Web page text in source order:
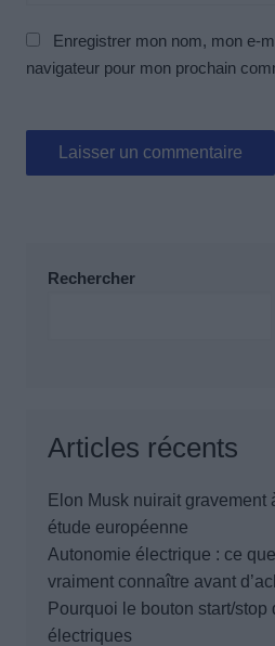
Enregistrer mon nom, mon e-
navigateur pour mon prochain
Rechercher
Articles récents
Elon Musk nuirait gravement
étude européenne
Autonomie électrique : ce
vraiment connaître avant
Pourquoi le bouton start/
électriques